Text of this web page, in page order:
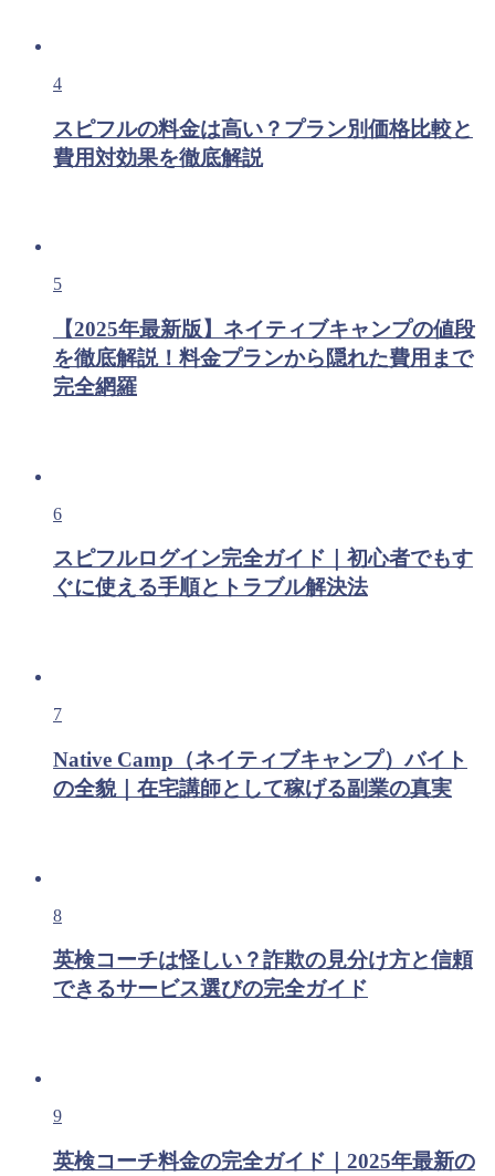
4
スピフルの料金は高い？プラン別価格比較と
費用対効果を徹底解説
5
【2025年最新版】ネイティブキャンプの値段
を徹底解説！料金プランから隠れた費用まで
完全網羅
6
スピフルログイン完全ガイド｜初心者でもす
ぐに使える手順とトラブル解決法
7
Native Camp（ネイティブキャンプ）バイト
の全貌｜在宅講師として稼げる副業の真実
8
英検コーチは怪しい？詐欺の見分け方と信頼
できるサービス選びの完全ガイド
9
英検コーチ料金の完全ガイド｜2025年最新の